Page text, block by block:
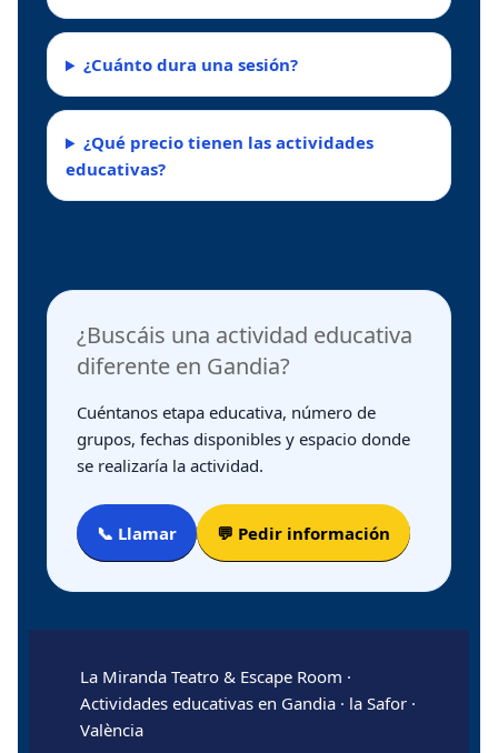
¿Cuánto dura una sesión?
¿Qué precio tienen las actividades
educativas?
¿Buscáis una actividad educativa
diferente en Gandia?
Cuéntanos etapa educativa, número de
grupos, fechas disponibles y espacio donde
se realizaría la actividad.
📞 Llamar 💬 Pedir información
La Miranda Teatro & Escape Room ·
Actividades educativas en Gandia · la Safor ·
València